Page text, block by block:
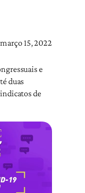
março 15, 2022
e
duas
de